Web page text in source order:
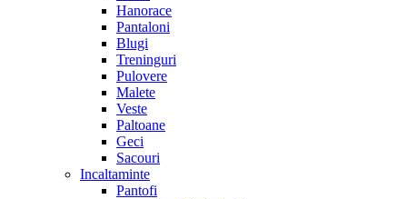
Hanorace
Pantaloni
Blugi
Treninguri
Pulovere
Malete
Veste
Paltoane
Geci
Sacouri
Incaltaminte
Pantofi